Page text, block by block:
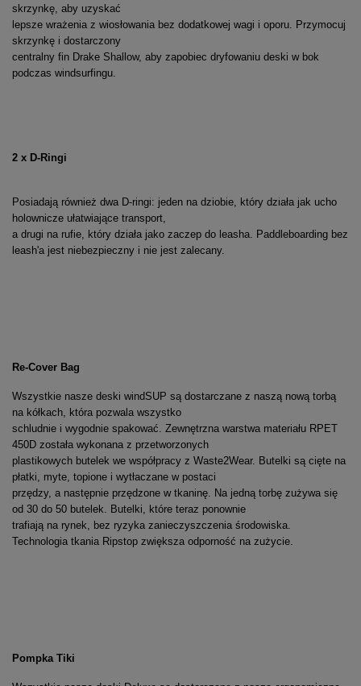
skrzynkę, aby uzyskać
lepsze wrażenia z wiosłowania bez dodatkowej wagi i oporu. Przymocuj
skrzynkę i dostarczony
centralny fin Drake Shallow, aby zapobiec dryfowaniu deski w bok
podczas windsurfingu.
2 x D-Ringi
Posiadają również dwa D-ringi: jeden na dziobie, który działa jak ucho
holownicze ułatwiające transport,
a drugi na rufie, który działa jako zaczep do leasha. Paddleboarding bez
leash'a jest niebezpieczny i nie jest zalecany.
Re-Cover Bag
Wszystkie nasze deski windSUP są dostarczane z naszą nową torbą
na kółkach, która pozwala wszystko
schludnie i wygodnie spakować. Zewnętrzna warstwa materiału RPET
450D została wykonana z przetworzonych
plastikowych butelek we współpracy z Waste2Wear. Butelki są cięte na
płatki, myte, topione i wytłaczane w postaci
przędzy, a następnie przędzone w tkaninę. Na jedną torbę zużywa się
od 30 do 50 butelek. Butelki, które teraz ponownie
trafiają na rynek, bez ryzyka zanieczyszczenia środowiska.
Technologia tkania Ripstop zwiększa odporność na zużycie.
Pompka Tiki